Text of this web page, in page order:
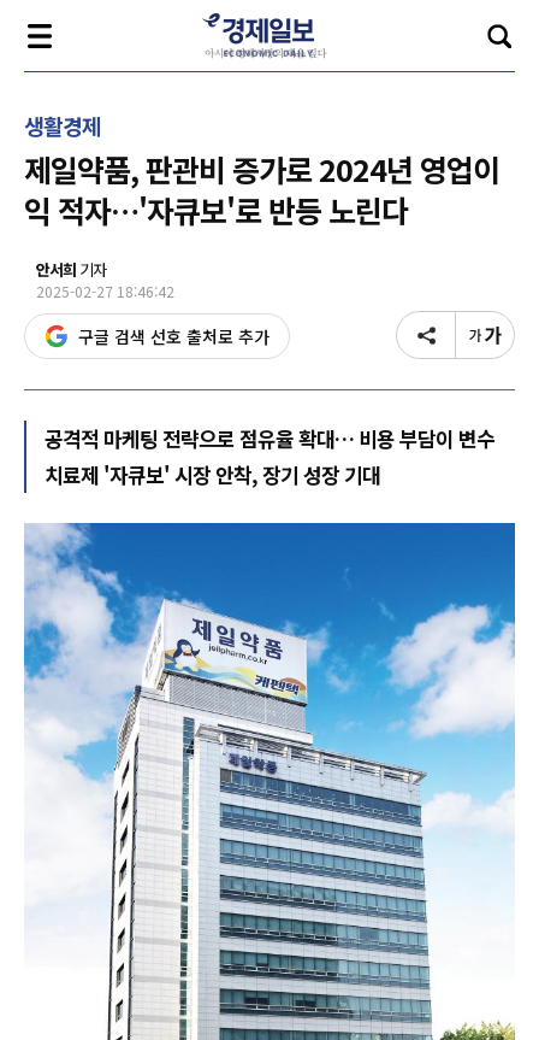
생활경제
제일약품, 판관비 증가로 2024년 영업이
익 적자…'자큐보'로 반등 노린다
안서희 기자
2025-02-27 18:46:42
구글 검색 선호 출처로 추가
공격적 마케팅 전략으로 점유율 확대… 비용 부담이 변수
치료제 '자큐보' 시장 안착, 장기 성장 기대